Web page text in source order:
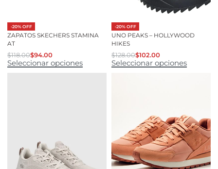
-20% OFF
ZAPATOS SKECHERS STAMINA
AT
$118.00$94.00
Seleccionar opciones
-20% OFF
UNO PEAKS – HOLLYWOOD
HIKES
$128.00$102.00
Seleccionar opciones